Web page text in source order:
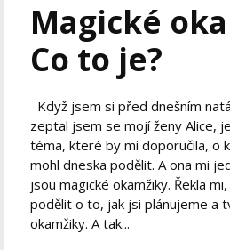
Magické
Co to je?
Když jsem si před dnešním
zeptal jsem se mojí ženy Alice,
téma, které by mi doporučila, o
mohl dneska podělit. A ona mi
jsou magické okamžiky. Řekla
podělit o to, jak jsi plánujeme a
okamžiky. A tak...